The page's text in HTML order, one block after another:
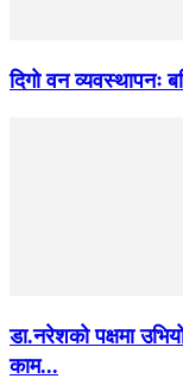
दिगो वन व्यवस्थापनः
डा.नरेशको पक्षमा
काम...